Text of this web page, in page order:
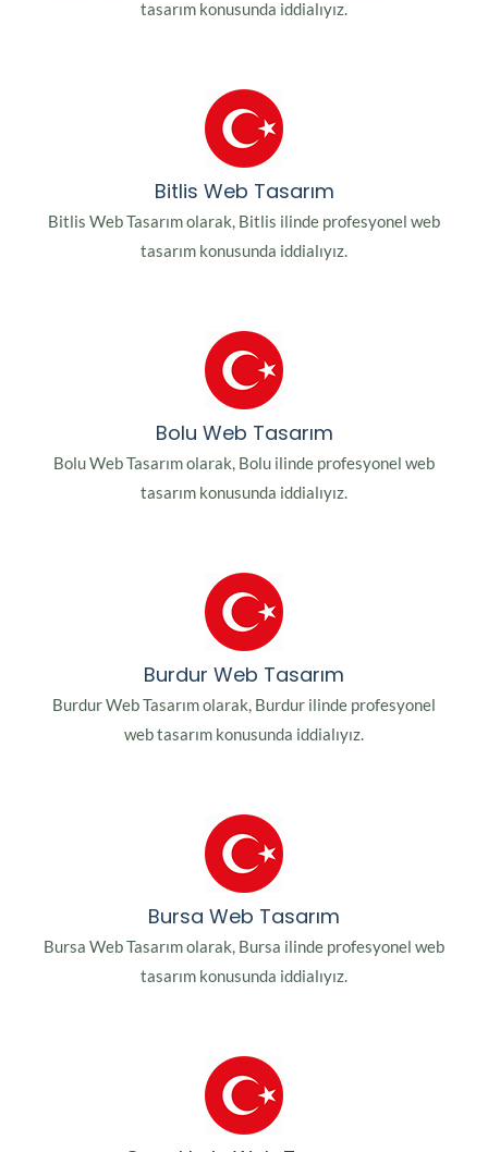
tasarım konusunda iddialıyız.
Bitlis Web Tasarım
Bitlis Web Tasarım olarak, Bitlis ilinde profesyonel web
tasarım konusunda iddialıyız.
Bolu Web Tasarım
Bolu Web Tasarım olarak, Bolu ilinde profesyonel web
tasarım konusunda iddialıyız.
Burdur Web Tasarım
Burdur Web Tasarım olarak, Burdur ilinde profesyonel
web tasarım konusunda iddialıyız.
Bursa Web Tasarım
Bursa Web Tasarım olarak, Bursa ilinde profesyonel web
tasarım konusunda iddialıyız.